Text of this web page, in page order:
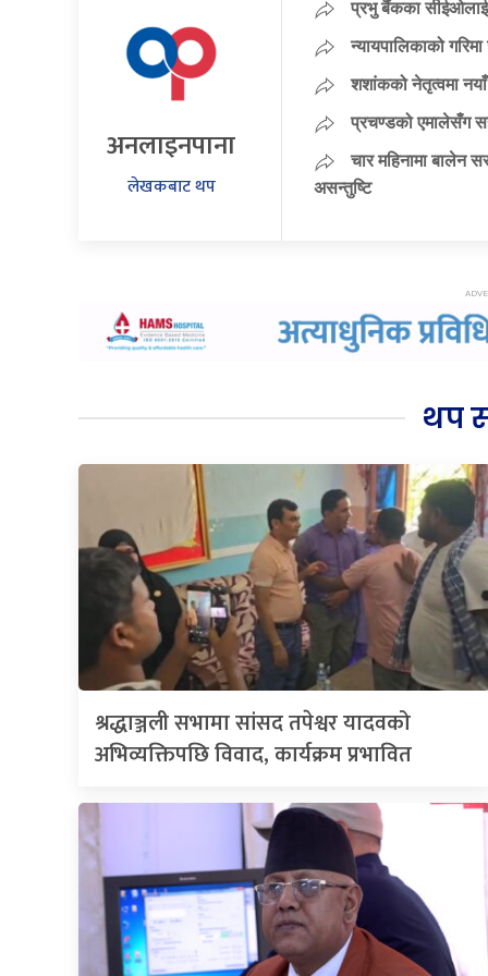
अनलाइनपाना
लेखकबाट थप
प्रभु बैंकका
न्यायपालिकाको
शशांकको नेतृत्वमा
प्रचण्डको एमालेसँग
चार महिनामा बालेन
असन्तुष्टि
थप
श्रद्धाञ्जली सभामा सांसद तपेश्वर यादवको
अभिव्यक्तिपछि विवाद, कार्यक्रम प्रभावित